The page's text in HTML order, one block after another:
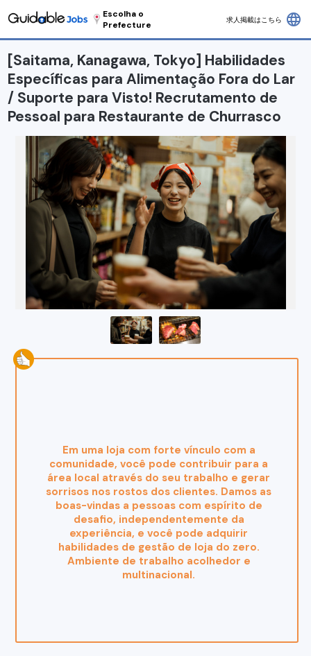
Escolha o
Prefecture
求人掲載はこちら language
[Saitama, Kanagawa, Tokyo] Habilidades
Específicas para Alimentação Fora do Lar
/ Suporte para Visto! Recrutamento de
Pessoal para Restaurante de Churrasco
Em uma loja com forte vínculo com a
comunidade, você pode contribuir para a
área local através do seu trabalho e gerar
sorrisos nos rostos dos clientes. Damos as
boas-vindas a pessoas com espírito de
desafio, independentemente da
experiência, e você pode adquirir
habilidades de gestão de loja do zero.
Ambiente de trabalho acolhedor e
multinacional.